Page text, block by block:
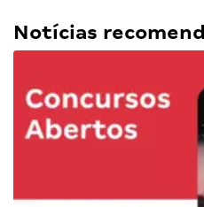
Notícias